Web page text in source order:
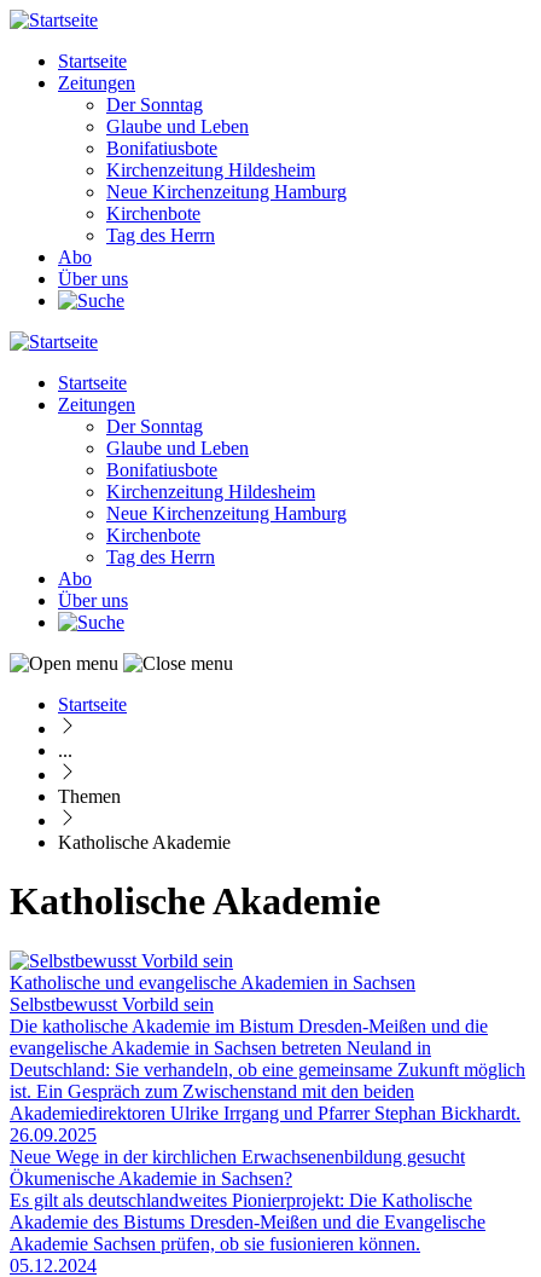
Direkt
Inhalt
Main
navigation
Startseite
Zeitungen
Der Sonntag
Glaube und Leben
Bonifatiusbote
Kirchenzeitung Hildesheim
Neue Kirchenzeitung Hamburg
Kirchenbote
Tag des Herrn
Abo
Über uns
Main
navigation
Startseite
Zeitungen
Der Sonntag
Glaube und Leben
Bonifatiusbote
Kirchenzeitung Hildesheim
Neue Kirchenzeitung Hamburg
Kirchenbote
Tag des Herrn
Abo
Über uns
Pfadnavigation
Startseite
...
Themen
Katholische Akademie
Katholische Akademie
Katholische und evangelische Akademien in Sachsen
Selbstbewusst Vorbild sein
Die katholische Akademie im Bistum Dresden-Meißen und die
evangelische Akademie in Sachsen betreten Neuland in
Deutschland: Sie verhandeln, ob eine gemeinsame Zukunft möglich
ist. Ein Gespräch zum Zwischenstand mit den beiden
Akademiedirektoren Ulrike Irrgang und Pfarrer Stephan Bickhardt.
26.09.2025
Neue Wege in der kirchlichen Erwachsenenbildung gesucht
Ökumenische Akademie in Sachsen?
Es gilt als deutschlandweites Pionierprojekt: Die Katholische
Akademie des Bistums Dresden-Meißen und die Evangelische
Akademie Sachsen prüfen, ob sie fusionieren können.
05.12.2024